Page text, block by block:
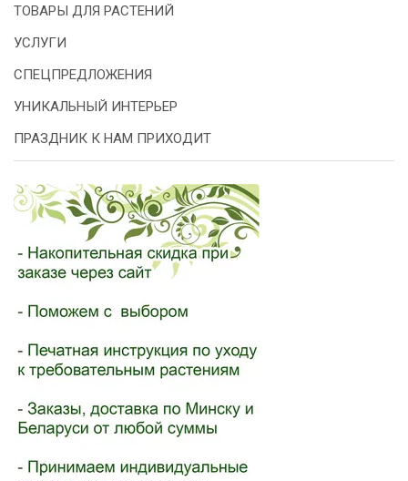
ТОВАРЫ ДЛЯ РАСТЕНИЙ
УСЛУГИ
СПЕЦПРЕДЛОЖЕНИЯ
УНИКАЛЬНЫЙ ИНТЕРЬЕР
ПРАЗДНИК К НАМ ПРИХОДИТ